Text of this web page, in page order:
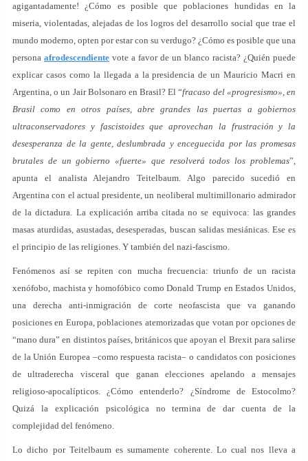
agigantadamente! ¿Cómo es posible que poblaciones hundidas en la
miseria, violentadas, alejadas de los logros del desarrollo social que trae el
mundo moderno, opten por estar con su verdugo? ¿Cómo es posible que una
persona afrodescendiente vote a favor de un blanco racista? ¿Quién puede
explicar casos como la llegada a la presidencia de un Mauricio Macri en
Argentina, o un Jair Bolsonaro en Brasil? El “fracaso del «progresismo», en
Brasil como en otros países, abre grandes las puertas a gobiernos
ultraconservadores y fascistoides que aprovechan la frustración y la
desesperanza de la gente, deslumbrada y enceguecida por las promesas
brutales de un gobierno «fuerte» que resolverá todos los problemas”,
apunta el analista Alejandro Teitelbaum. Algo parecido sucedió en
Argentina con el actual presidente, un neoliberal multimillonario admirador
de la dictadura. La explicación arriba citada no se equivoca: las grandes
masas aturdidas, asustadas, desesperadas, buscan salidas mesiánicas. Ese es
el principio de las religiones. Y también del nazi-fascismo.
Fenómenos así se repiten con mucha frecuencia: triunfo de un racista
xenófobo, machista y homofóbico como Donald Trump en Estados Unidos,
una derecha anti-inmigración de corte neofascista que va ganando
posiciones en Europa, poblaciones atemorizadas que votan por opciones de
“mano dura” en distintos países, británicos que apoyan el Brexit para salirse
de la Unión Europea –como respuesta racista– o candidatos con posiciones
de ultraderecha visceral que ganan elecciones apelando a mensajes
religioso-apocalípticos. ¿Cómo entenderlo? ¿Síndrome de Estocolmo?
Quizá la explicación psicológica no termina de dar cuenta de la
complejidad del fenómeno.
Lo dicho por Teitelbaum es sumamente coherente. Lo cual nos lleva a